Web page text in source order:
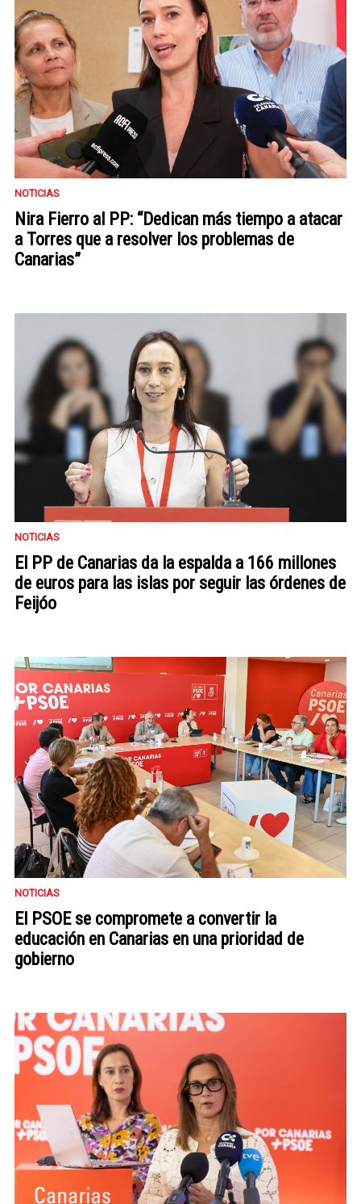
NOTICIAS
Nira Fierro al PP: “Dedican más tiempo a atacar
a Torres que a resolver los problemas de
Canarias”
NOTICIAS
El PP de Canarias da la espalda a 166 millones
de euros para las islas por seguir las órdenes de
Feijóo
NOTICIAS
El PSOE se compromete a convertir la
educación en Canarias en una prioridad de
gobierno